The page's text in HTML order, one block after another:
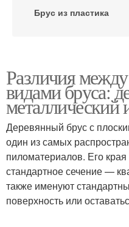
Брус из пластика
Различия
видами бруса:
металлический
Деревянный брус с
один из самых
пиломатериалов. Его
стандартное сечение —
также именуют
поверхность или